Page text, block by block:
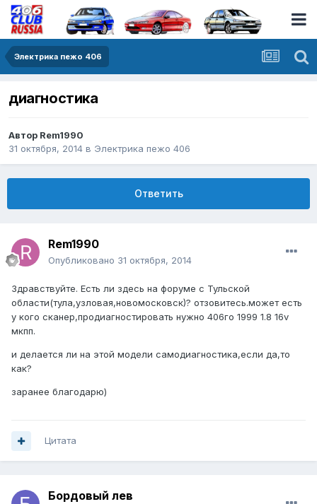
Электрика пежо 406
диагностика
Автор Rem1990
31 октября, 2014 в Электрика пежо 406
Ответить
Rem1990
Опубликовано 31 октября, 2014
Здравствуйте. Есть ли здесь на форуме с Тульской
области(тула,узловая,новомосковск)? отзовитесь.может есть
у кого сканер,продиагностировать нужно 406го 1999 1.8 16v
мкпп.
и делается ли на этой модели самодиагностика,если да,то
как?
заранее благодарю)
Цитата
Бордовый лев